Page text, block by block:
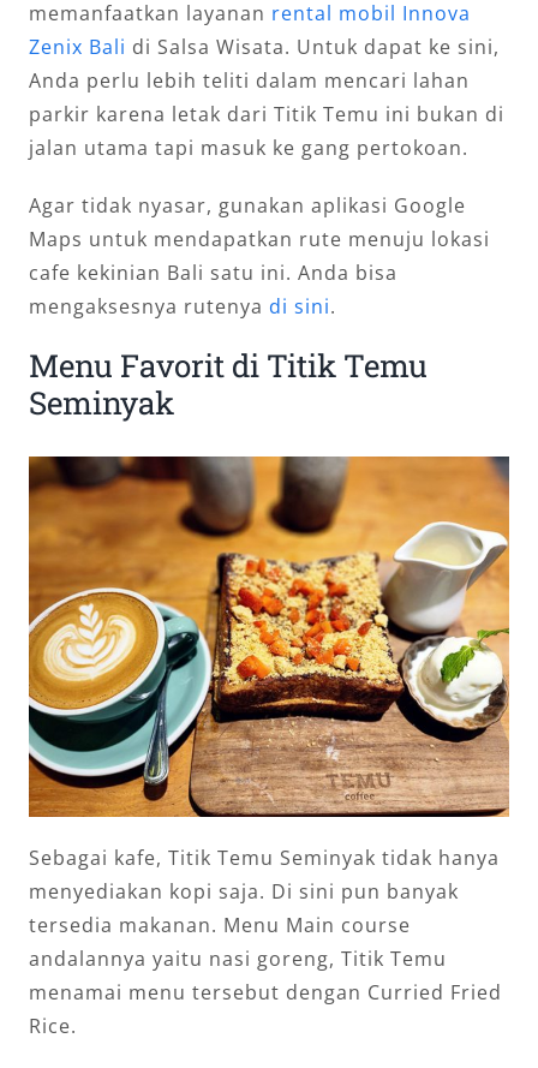
memanfaatkan layanan rental mobil Innova
Zenix Bali di Salsa Wisata. Untuk dapat ke sini,
Anda perlu lebih teliti dalam mencari lahan
parkir karena letak dari Titik Temu ini bukan di
jalan utama tapi masuk ke gang pertokoan.
Agar tidak nyasar, gunakan aplikasi Google
Maps untuk mendapatkan rute menuju lokasi
cafe kekinian Bali satu ini. Anda bisa
mengaksesnya rutenya di sini.
Menu Favorit di Titik Temu
Seminyak
Sebagai kafe, Titik Temu Seminyak tidak hanya
menyediakan kopi saja. Di sini pun banyak
tersedia makanan. Menu Main course
andalannya yaitu nasi goreng, Titik Temu
menamai menu tersebut dengan Curried Fried
Rice.